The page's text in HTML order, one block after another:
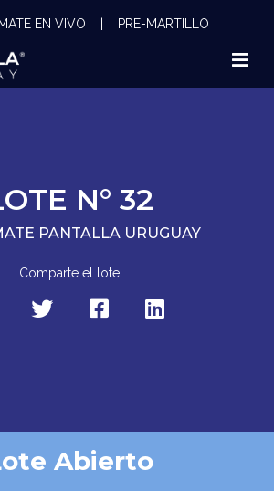
EN VIVO PRE-MARTILLO
N° 32
PANTALLA URUGUAY
Comparte el lote
Abierto